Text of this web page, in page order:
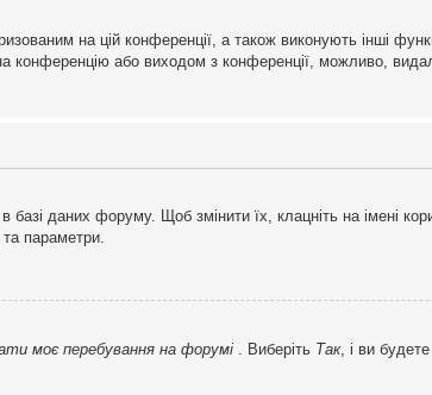
на цій конференції, а також виконують інші
конференцію або виходом з конференції, можливо,
даних форуму. Щоб змінити їх, клацніть на імені
параметри.
моє перебування на форумі . Виберіть Так, і ви